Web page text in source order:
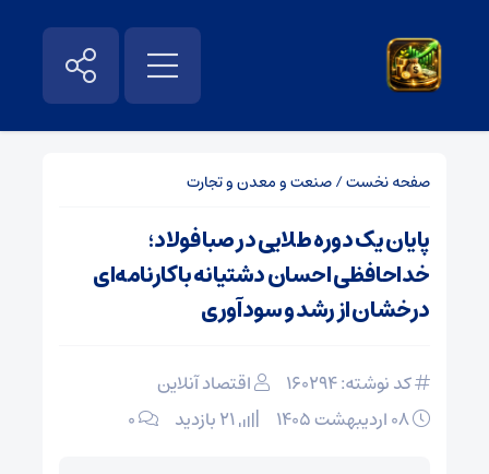
صفحه نخست/صنعت و معدن و تجارت
پایان یک دوره طلایی در صبا فولاد؛
خداحافظی احسان دشتیانه با کارنامه‌ای
درخشان از رشد و سودآوری
کد نوشته: 160294
اقتصاد آنلاین
۰